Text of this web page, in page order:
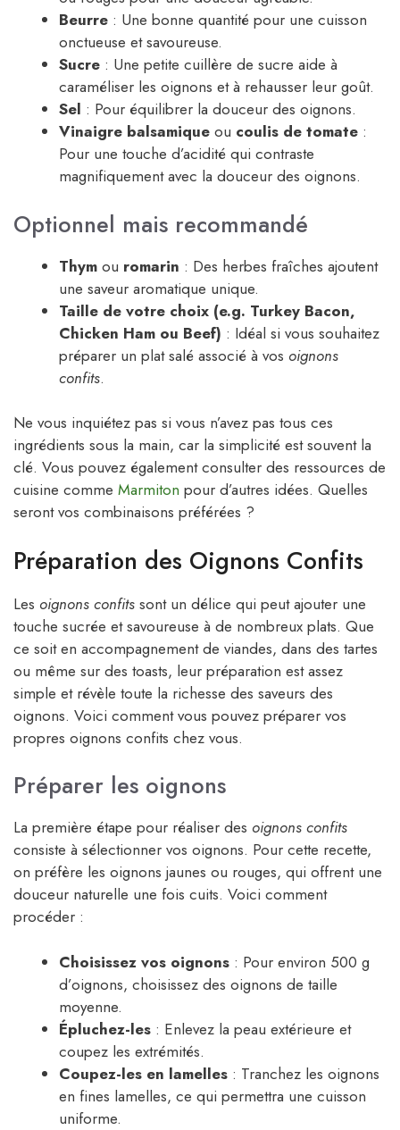
Beurre : Une bonne quantité pour une cuisson
onctueuse et savoureuse.
Sucre : Une petite cuillère de sucre aide à
caraméliser les oignons et à rehausser leur goût.
Sel : Pour équilibrer la douceur des oignons.
Vinaigre balsamique ou coulis de tomate :
Pour une touche d’acidité qui contraste
magnifiquement avec la douceur des oignons.
Optionnel mais recommandé
Thym ou romarin : Des herbes fraîches ajoutent
une saveur aromatique unique.
Taille de votre choix (e.g. Turkey Bacon,
Chicken Ham ou Beef) : Idéal si vous souhaitez
préparer un plat salé associé à vos oignons
confits.
Ne vous inquiétez pas si vous n’avez pas tous ces
ingrédients sous la main, car la simplicité est souvent la
clé. Vous pouvez également consulter des ressources de
cuisine comme Marmiton pour d’autres idées. Quelles
seront vos combinaisons préférées ?
Préparation des Oignons Confits
Les oignons confits sont un délice qui peut ajouter une
touche sucrée et savoureuse à de nombreux plats. Que
ce soit en accompagnement de viandes, dans des tartes
ou même sur des toasts, leur préparation est assez
simple et révèle toute la richesse des saveurs des
oignons. Voici comment vous pouvez préparer vos
propres oignons confits chez vous.
Préparer les oignons
La première étape pour réaliser des oignons confits
consiste à sélectionner vos oignons. Pour cette recette,
on préfère les oignons jaunes ou rouges, qui offrent une
douceur naturelle une fois cuits. Voici comment
procéder :
Choisissez vos oignons : Pour environ 500 g
d’oignons, choisissez des oignons de taille
moyenne.
Épluchez-les : Enlevez la peau extérieure et
coupez les extrémités.
Coupez-les en lamelles : Tranchez les oignons
en fines lamelles, ce qui permettra une cuisson
uniforme.